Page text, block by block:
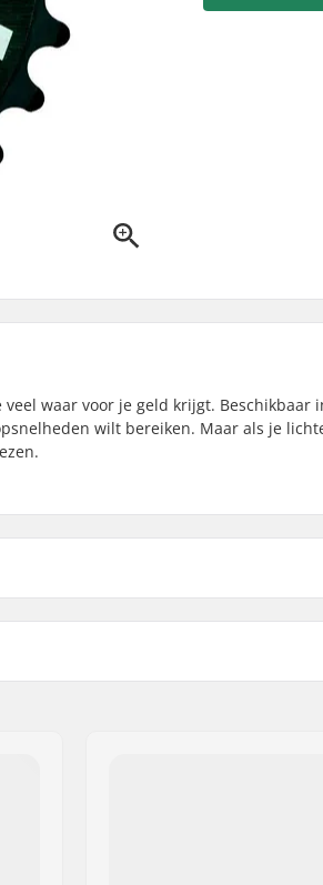
waar voor je geld krijgt. Beschikbaar
wilt bereiken. Maar als je
Gewicht: